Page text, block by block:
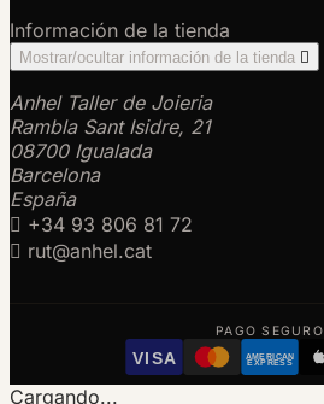
Información de la tienda
Mostrar/ocultar información de la tienda 
Anhel Taller de Joieria
Rambla Sant Isidre, 21
08700 Igualada
Barcelona
España
 +34 93 806 81 72
 rut@anhel.cat
PAGO SEGURO
VISA AMERICAN
EXPRESS
Cargando...